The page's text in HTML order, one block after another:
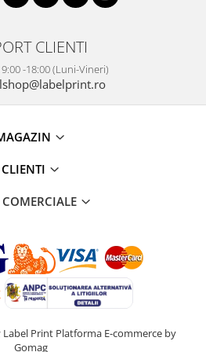
CLIENTI
-18:00 (Luni-Vineri)
CLIENTI
COMERCIALE
Print Platforma E-commerce by
Gomag